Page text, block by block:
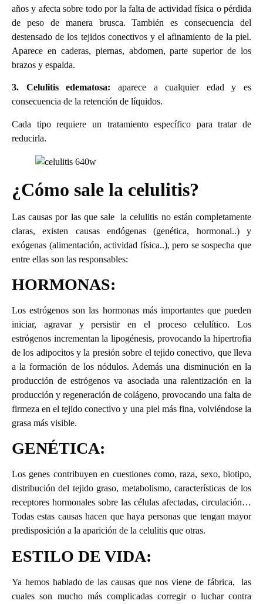
años y afecta sobre todo por la falta de actividad física o pérdida
de peso de manera brusca. También es consecuencia del
destensado de los tejidos conectivos y el afinamiento de la piel.
Aparece en caderas, piernas, abdomen, parte superior de los
brazos y espalda.
3. Celulitis edematosa: aparece a cualquier edad y es
consecuencia de la retención de líquidos.
Cada tipo requiere un tratamiento específico para tratar de
reducirla.
¿Cómo sale la celulitis?
Las causas por las que sale la celulitis no están completamente
claras, existen causas endógenas (genética, hormonal..) y
exógenas (alimentación, actividad física..), pero se sospecha que
entre ellas son las responsables:
HORMONAS:
Los estrógenos son las hormonas más importantes que pueden
iniciar, agravar y persistir en el proceso celulítico. Los
estrógenos incrementan la lipogénesis, provocando la hipertrofia
de los adipocitos y la presión sobre el tejido conectivo, que lleva
a la formación de los nódulos. Además una disminución en la
producción de estrógenos va asociada una ralentización en la
producción y regeneración de colágeno, provocando una falta de
firmeza en el tejido conectivo y una piel más fina, volviéndose la
grasa más visible.
GENÉTICA:
Los genes contribuyen en cuestiones como, raza, sexo, biotipo,
distribución del tejido graso, metabolismo, características de los
receptores hormonales sobre las células afectadas, circulación…
Todas estas causas hacen que haya personas que tengan mayor
predisposición a la aparición de la celulitis que otras.
ESTILO DE VIDA:
Ya hemos hablado de las causas que nos viene de fábrica, las
cuales son mucho más complicadas corregir o luchar contra